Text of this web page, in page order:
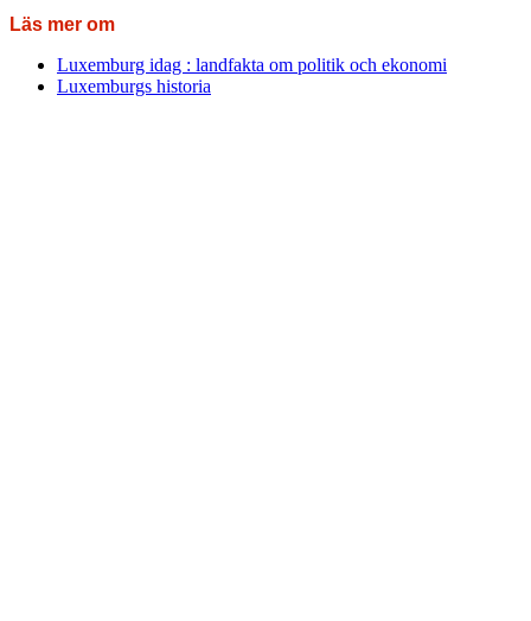
Läs mer om
Luxemburg idag : landfakta om politik och ekonomi
Luxemburgs historia